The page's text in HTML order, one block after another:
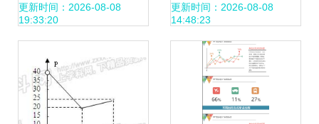
研框架
更新时间：2026-08-08
19:33:20
更新时间：2026-08-08
14:48:23